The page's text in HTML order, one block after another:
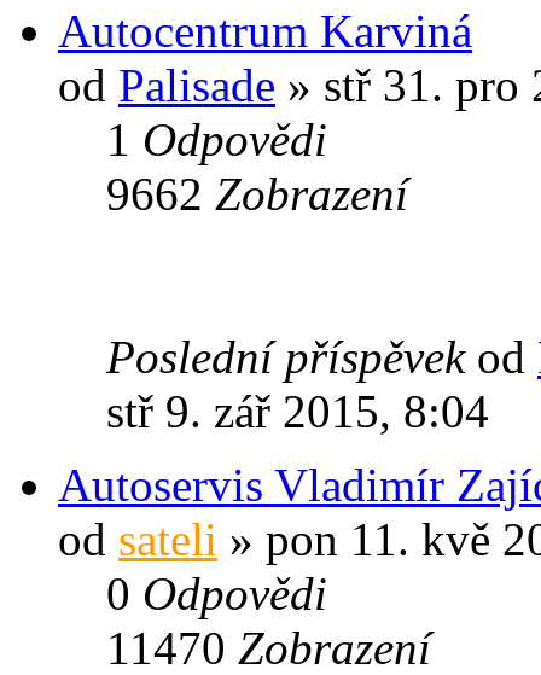
Autocentrum Karviná
od Palisade » stř 31. pro
1 Odpovědi
9662 Zobrazení
Poslední příspěvek od
stř 9. zář 2015, 8:04
Autoservis Vladimír
od sateli » pon 11. kvě
0 Odpovědi
11470 Zobrazení